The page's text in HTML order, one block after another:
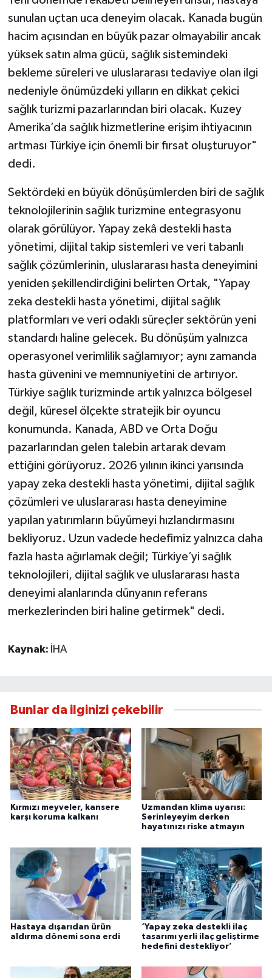
sunulan uçtan uca deneyim olacak. Kanada bugün
hacim açısından en büyük pazar olmayabilir ancak
yüksek satın alma gücü, sağlık sistemindeki
bekleme süreleri ve uluslararası tedaviye olan ilgi
nedeniyle önümüzdeki yılların en dikkat çekici
sağlık turizmi pazarlarından biri olacak. Kuzey
Amerika’da sağlık hizmetlerine erişim ihtiyacının
artması Türkiye için önemli bir fırsat oluşturuyor"
dedi.
Sektördeki en büyük dönüşümlerden biri de sağlık
teknolojilerinin sağlık turizmine entegrasyonu
olarak görülüyor. Yapay zekâ destekli hasta
yönetimi, dijital takip sistemleri ve veri tabanlı
sağlık çözümlerinin, uluslararası hasta deneyimini
yeniden şekillendirdiğini belirten Ortak, "Yapay
zeka destekli hasta yönetimi, dijital sağlık
platformları ve veri odaklı süreçler sektörün yeni
standardı haline gelecek. Bu dönüşüm yalnızca
operasyonel verimlilik sağlamıyor; aynı zamanda
hasta güvenini ve memnuniyetini de artırıyor.
Türkiye sağlık turizminde artık yalnızca bölgesel
değil, küresel ölçekte stratejik bir oyuncu
konumunda. Kanada, ABD ve Orta Doğu
pazarlarından gelen talebin artarak devam
ettiğini görüyoruz. 2026 yılının ikinci yarısında
yapay zeka destekli hasta yönetimi, dijital sağlık
çözümleri ve uluslararası hasta deneyimine
yapılan yatırımların büyümeyi hızlandırmasını
bekliyoruz. Uzun vadede hedefimiz yalnızca daha
fazla hasta ağırlamak değil; Türkiye’yi sağlık
teknolojileri, dijital sağlık ve uluslararası hasta
deneyimi alanlarında dünyanın referans
merkezlerinden biri haline getirmek" dedi.
Kaynak: İHA
Bunlar da ilginizi çekebilir
Kırmızı meyveler, kansere
karşı koruma kalkanı
Uzmandan klima uyarısı:
Serinleyeyim derken
hayatınızı riske atmayın
Hastaya dışarıdan ürün
aldırma dönemi sona erdi
‘Yapay zeka destekli ilaç
tasarımı yerli ilaç geliştirme
hedefini destekliyor’